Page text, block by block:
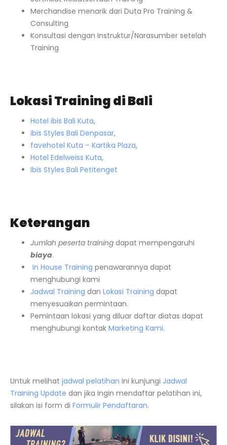
Merchandise menarik dari Duta Pro Training &
Consulting
Konsultasi dengan Instruktur/Narasumber setelah
Training
Lokasi Training di Bali
Hotel ibis Bali Kuta,
ibis Styles Bali Denpasar,
favehotel Kuta – Kartika Plaza,
Hotel Edelweiss Kuta,
Ibis Styles Bali Petitenget
Keterangan
Jumlah peserta training dapat mempengaruhi
biaya.
In House Training penawarannya dapat
menghubungi kami
Jadwal Training dan Lokasi Training dapat
menyesuaikan permintaan.
Pemintaan lokasi yang diluar daftar diatas dapat
menghubungi kontak Marketing Kami.
Untuk melihat jadwal pelatihan ini kunjungi Jadwal
Training Update dan jika ingin mendaftar pelatihan ini,
silakan isi form di Formulir Pendaftaran.